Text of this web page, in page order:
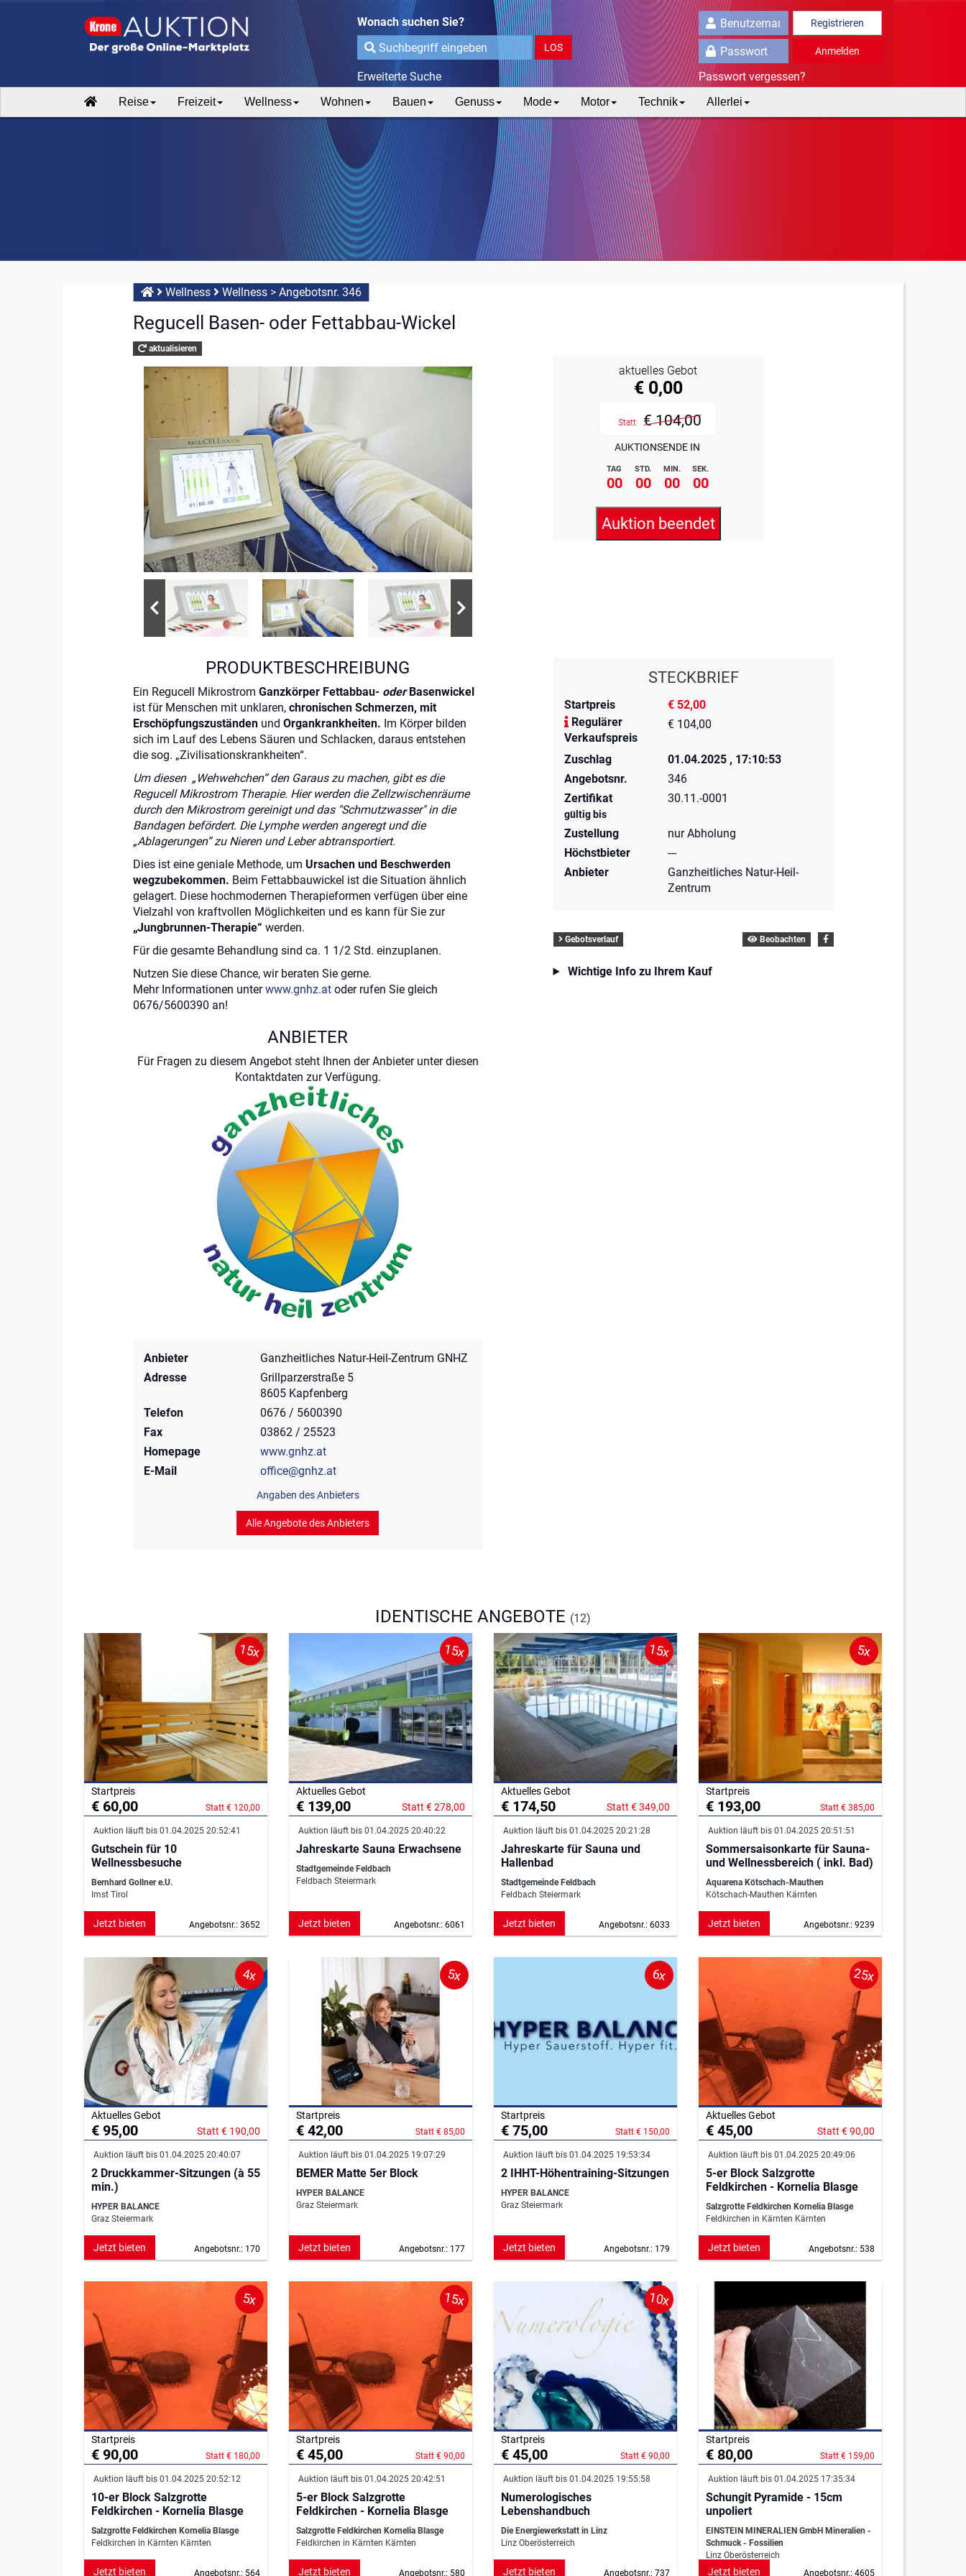
Wonach suchen Sie?
LOS
Erweiterte Suche
Registrieren
Anmelden
Passwort vergessen?
Reise Freizeit Wellness Wohnen Bauen Genuss Mode Motor Technik Allerlei
Wellness Wellness> Angebotsnr. 346
Regucell Basen- oder Fettabbau-Wickel
aktualisieren
AUKTIONSENDE IN
TAG STD. MIN. SEK.
00 00 00 00
aktuelles Gebot
€ 0,00
Statt € 104,00
Auktion beendet
STECKBRIEF
Startpreis
€ 52,00
Regulärer
Verkaufspreis
€ 104,00
Zuschlag
01.04.2025 , 17:10:53
Angebotsnr.
346
Zertifikat
gültig bis
30.11.-0001
Zustellung
nur Abholung
Höchstbieter
---
Anbieter
Ganzheitliches Natur-Heil-
Zentrum
Gebotsverlauf Beobachten
Wichtige Info zu Ihrem Kauf
PRODUKTBESCHREIBUNG
Ein Regucell Mikrostrom Ganzkörper Fettabbau- oderBasenwickel
ist für Menschen mit unklaren, chronischen Schmerzen, mit
Erschöpfungszuständenund Organkrankheiten. Im Körper bilden
sich im Lauf des Lebens Säuren und Schlacken, daraus entstehen
die sog. „Zivilisationskrankheiten“.
Um diesen „Wehwehchen“ den Garaus zu machen, gibt es die
Regucell Mikrostrom Therapie. Hier werden die Zellzwischenräume
durch den Mikrostrom gereinigt und das "Schmutzwasser" in die
Bandagen befördert. Die Lymphe werden angeregt und die
„Ablagerungen“ zu Nieren und Leber abtransportiert.
Dies ist eine geniale Methode, um Ursachen und Beschwerden
wegzubekommen. Beim Fettabbauwickel ist die Situation ähnlich
gelagert. Diese hochmodernen Therapieformen verfügen über eine
Vielzahl von kraftvollen Möglichkeiten und es kann für Sie zur
„Jungbrunnen-Therapie“ werden.
Für die gesamte Behandlung sind ca. 1 1/2 Std. einzuplanen.
Nutzen Sie diese Chance, wir beraten Sie gerne.
Mehr Informationen unterwww.gnhz.atoder rufen Sie gleich
0676/5600390 an!
ANBIETER
Für Fragen zu diesem Angebot steht Ihnen der Anbieter unter diesen
Kontaktdaten zur Verfügung.
Anbieter
Ganzheitliches Natur-Heil-Zentrum GNHZ
Adresse
Grillparzerstraße 5
8605 Kapfenberg
Telefon
0676 / 5600390
Fax
03862 / 25523
Homepage
www.gnhz.at
E-Mail
office@gnhz.at
Angaben des Anbieters
Alle Angebote des Anbieters
IDENTISCHE ANGEBOTE (12)
15x
Startpreis
€ 60,00 Statt € 120,00
Auktion läuft bis 01.04.2025 20:52:41
Gutschein für 10
Wellnessbesuche
Bernhard Gollner e.U.
Imst Tirol
Angebotsnr.: 3652
Jetzt bieten
15x
Aktuelles Gebot
€ 139,00 Statt € 278,00
Auktion läuft bis 01.04.2025 20:40:22
Jahreskarte Sauna Erwachsene
Stadtgemeinde Feldbach
Feldbach Steiermark
Angebotsnr.: 6061
Jetzt bieten
15x
Aktuelles Gebot
€ 174,50 Statt € 349,00
Auktion läuft bis 01.04.2025 20:21:28
Jahreskarte für Sauna und
Hallenbad
Stadtgemeinde Feldbach
Feldbach Steiermark
Angebotsnr.: 6033
Jetzt bieten
5x
Startpreis
€ 193,00 Statt € 385,00
Auktion läuft bis 01.04.2025 20:51:51
Sommersaisonkarte für Sauna-
und Wellnessbereich ( inkl. Bad)
Aquarena Kötschach-Mauthen
Kötschach-Mauthen Kärnten
Angebotsnr.: 9239
Jetzt bieten
4x
Aktuelles Gebot
€ 95,00 Statt € 190,00
Auktion läuft bis 01.04.2025 20:40:07
2 Druckkammer-Sitzungen (à 55
min.)
HYPER BALANCE
Graz Steiermark
Angebotsnr.: 170
Jetzt bieten
5x
Startpreis
€ 42,00 Statt € 85,00
Auktion läuft bis 01.04.2025 19:07:29
BEMER Matte 5er Block
HYPER BALANCE
Graz Steiermark
Angebotsnr.: 177
Jetzt bieten
6x
Startpreis
€ 75,00 Statt € 150,00
Auktion läuft bis 01.04.2025 19:53:34
2 IHHT-Höhentraining-Sitzungen
HYPER BALANCE
Graz Steiermark
Angebotsnr.: 179
Jetzt bieten
25x
Aktuelles Gebot
€ 45,00 Statt € 90,00
Auktion läuft bis 01.04.2025 20:49:06
5-er Block Salzgrotte
Feldkirchen - Kornelia Blasge
Salzgrotte Feldkirchen Kornelia Blasge
Feldkirchen in Kärnten Kärnten
Angebotsnr.: 538
Jetzt bieten
5x
Startpreis
€ 90,00 Statt € 180,00
Auktion läuft bis 01.04.2025 20:52:12
10-er Block Salzgrotte
Feldkirchen - Kornelia Blasge
Salzgrotte Feldkirchen Kornelia Blasge
Feldkirchen in Kärnten Kärnten
Angebotsnr.: 564
Jetzt bieten
15x
Startpreis
€ 45,00 Statt € 90,00
Auktion läuft bis 01.04.2025 20:42:51
5-er Block Salzgrotte
Feldkirchen - Kornelia Blasge
Salzgrotte Feldkirchen Kornelia Blasge
Feldkirchen in Kärnten Kärnten
Angebotsnr.: 580
Jetzt bieten
10x
Startpreis
€ 45,00 Statt € 90,00
Auktion läuft bis 01.04.2025 19:55:58
Numerologisches
Lebenshandbuch
Die Energiewerkstatt in Linz
Linz Oberösterreich
Angebotsnr.: 737
Jetzt bieten
Startpreis
€ 80,00 Statt € 159,00
Auktion läuft bis 01.04.2025 17:35:34
Schungit Pyramide - 15cm
unpoliert
EINSTEIN MINERALIEN GmbH Mineralien -
Schmuck - Fossilien
Linz Oberösterreich
Angebotsnr.: 4605
Jetzt bieten